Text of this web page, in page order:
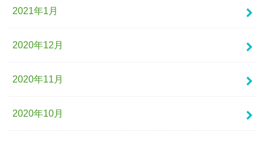
2021年1月
2020年12月
2020年11月
2020年10月